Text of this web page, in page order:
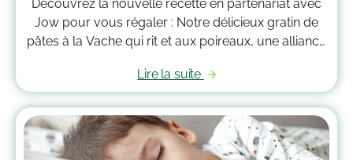
Découvrez la nouvelle recette en partenariat avec
Jow pour vous régaler : Notre délicieux gratin de
pâtes à la Vache qui rit et aux poireaux, une alliance
bouchée
Lire la suite